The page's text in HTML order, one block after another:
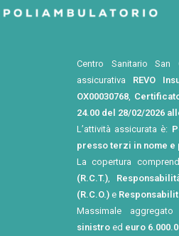
Centro Sanitario
assicurativa REVO
OX00030768
24.00 del 28/02/2026
L’attività assicurata è:
presso terzi in nome
La copertura
(R.C.T.)
(R.C.O.) e
Massimale
sinistro ed euro